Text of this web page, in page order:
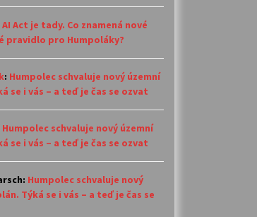
AI Act je tady. Co znamená nové
pravidlo pro Humpoláky?
: Humpolec schvaluje nový územní
se i vás – a teď je čas se ozvat
Humpolec schvaluje nový územní
se i vás – a teď je čas se ozvat
: Humpolec schvaluje nový
Týká se i vás – a teď je čas se